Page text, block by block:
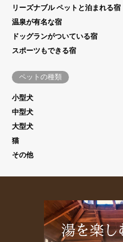
リーズナブル ペットと泊まれる宿
温泉が有名な宿
ドッグランがついている宿
スポーツもできる宿
ペットの種類
小型犬
中型犬
大型犬
猫
その他